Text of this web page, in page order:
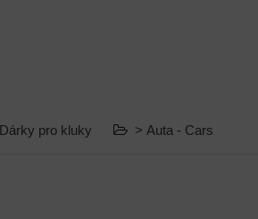
Dárky pro kluky > Auta - Cars